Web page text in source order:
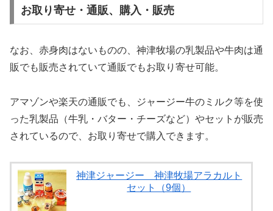
お取り寄せ・通販、購入・販売
なお、赤身肉はないものの、神津牧場の乳製品や牛肉は通
販でも販売されていて通販でもお取り寄せ可能。
アマゾンや楽天の通販でも、ジャージー牛のミルク等を使
った乳製品（牛乳・バター・チーズなど）やセットが販売
されているので、お取り寄せで購入できます。
神津ジャージー 神津牧場アラカルト
セット（9個）